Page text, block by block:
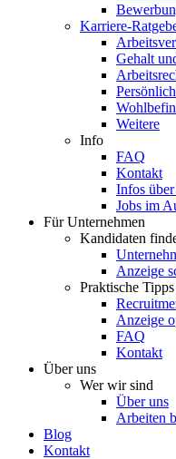
Karriere-
Gehalt
Weitere
Info
FAQ
Kontakt
Infos
Jobs im
Für Unternehmen
Kandidaten
Anzeige
Praktische
Anzeige
FAQ
Kontakt
Über uns
Wer wir sind
Über uns
Arbeiten
Blog
Kontakt